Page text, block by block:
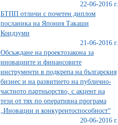
22-06-2016 г.
БТПП отличи с почетен диплом
посланика на Япония Такаши
Коидзуми
21-06-2016 г.
Обсъждане на проектозакона за
иновациите и финансовите
инструменти в подкрепа на българския
бизнес и на развитието на публично-
частното партньорство, с акцент на
тези от тях по оперативна програма
„Иновации и конкурентоспособност“
20-06-2016 г.